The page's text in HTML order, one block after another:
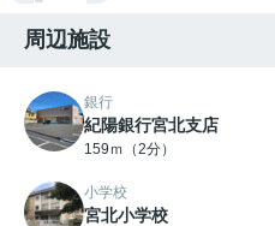
周辺施設
銀行
紀陽銀行宮北支店
159ｍ（2分）
小学校
宮北小学校